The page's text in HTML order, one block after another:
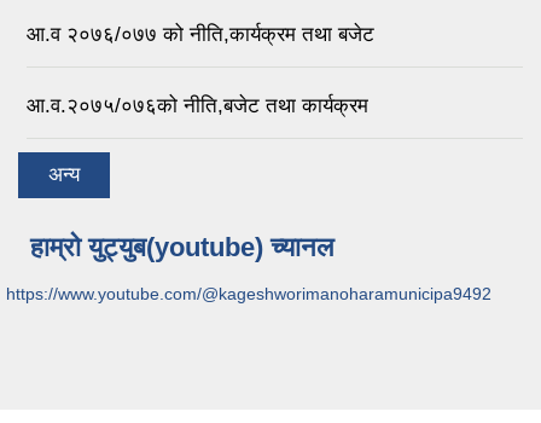
आ.व २०७६/०७७ को नीति,कार्यक्रम तथा बजेट
आ.व.२०७५/०७६को नीति,बजेट तथा कार्यक्रम
अन्य
हाम्रो युट्युब(youtube) च्यानल
https://www.youtube.com/@kageshworimanoharamunicipa9492